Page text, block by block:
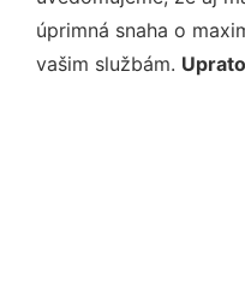
úprimná snaha o
vašim službám.